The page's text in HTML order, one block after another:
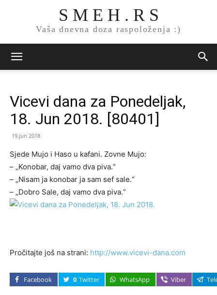
S M E H . R S
Vaša dnevna doza raspoloženja :)
Vicevi dana za Ponedeljak,
18. Jun 2018. [80401]
19.jun 2018
Sjede Mujo i Haso u kafani. Zovne Mujo:
– „Konobar, daj vamo dva piva.“
– „Nisam ja konobar ja sam sef sale.“
– „Dobro Sale, daj vamo dva piva.“
Pročitajte još na strani: http://www.vicevi-dana.com
Facebook 0 Twitter WhatsApp Viber